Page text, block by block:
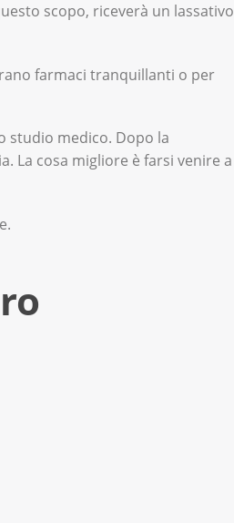
scopo, riceverà un lassativo
farmaci tranquillanti o per
studio medico. Dopo la
La cosa migliore è farsi venire a